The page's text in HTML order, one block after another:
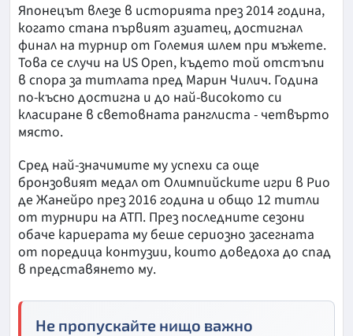
Японецът влезе в историята през 2014 година,
когато стана първият азиатец, достигнал
финал на турнир от Големия шлем при мъжете.
Това се случи на US Open, където той отстъпи
в спора за титлата пред Марин Чилич. Година
по-късно достигна и до най-високото си
класиране в световната ранглиста - четвърто
място.
Сред най-значимите му успехи са още
бронзовият медал от Олимпийските игри в Рио
де Жанейро през 2016 година и общо 12 титли
от турнири на АТП. През последните сезони
обаче кариерата му беше сериозно засегната
от поредица контузии, които доведоха до спад
в представянето му.
Не пропускайте нищо важно